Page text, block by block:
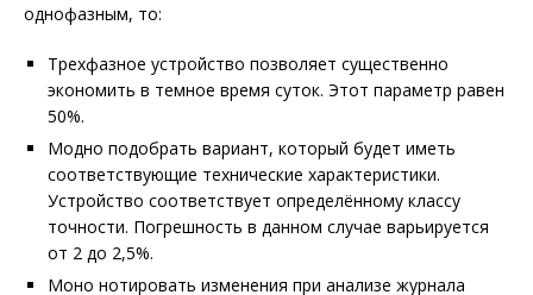
однофазным, то:
Трехфазное устройство позволяет существенно
экономить в темное время суток. Этот параметр равен
50%.
Модно подобрать вариант, который будет иметь
соответствующие технические характеристики.
Устройство соответствует определённому классу
точности. Погрешность в данном случае варьируется
от 2 до 2,5%.
Моно нотировать изменения при анализе журнала